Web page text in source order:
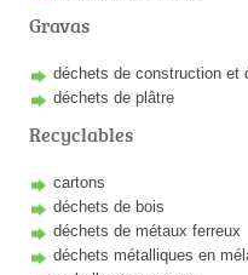
Gravas
déchets de construction et
déchets de plâtre
Recyclables
cartons
déchets de bois
déchets de métaux ferreux
déchets métalliques en